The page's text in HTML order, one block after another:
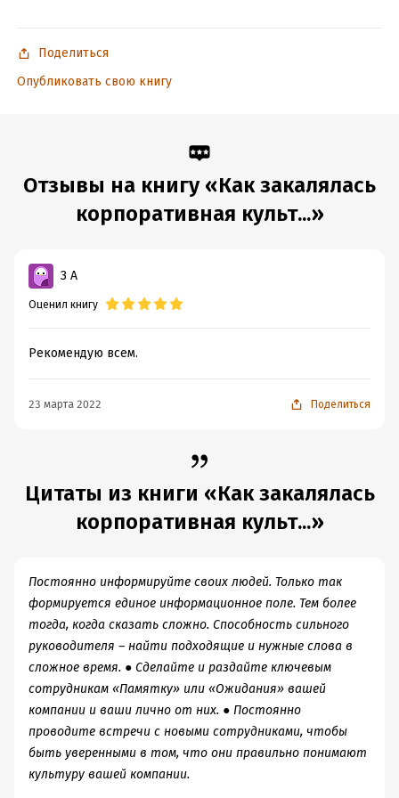
Дата написания:
Год издания:2021
Дата поступления:
Поделиться
Опубликовать свою книгу
Отзывы на книгу «Как закалялась
корпоративная культ...»
З A
Оценил книгу
Рекомендую всем.
23 марта 2022 Поделиться
Цитаты из книги «Как закалялась
корпоративная культ...»
Постоянно информируйте своих людей. Только так
формируется единое информационное поле. Тем более
тогда, когда сказать сложно. Способность сильного
руководителя – найти подходящие и нужные слова в
сложное время. ● Сделайте и раздайте ключевым
сотрудникам «Памятку» или «Ожидания» вашей
компании и ваши лично от них. ● Постоянно
проводите встречи с новыми сотрудниками, чтобы
быть уверенными в том, что они правильно понимают
культуру вашей компании.